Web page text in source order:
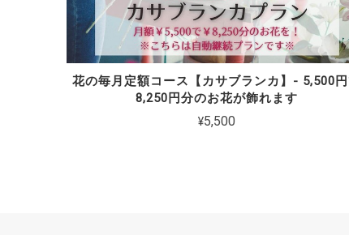
花の毎月定額コース【カサブランカ】- 5,500
8,250円分のお花が飾れます
¥5,500